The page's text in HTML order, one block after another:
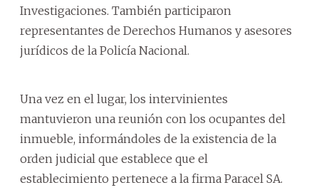
Investigaciones. También participaron
representantes de Derechos Humanos y asesores
jurídicos de la Policía Nacional.
Una vez en el lugar, los intervinientes
mantuvieron una reunión con los ocupantes del
inmueble, informándoles de la existencia de la
orden judicial que establece que el
establecimiento pertenece a la firma Paracel SA.